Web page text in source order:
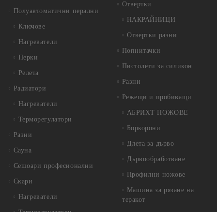
Полуавтоматични перални
Ключове
Нагреватели
Перки
Релета
Радиатори
Нагреватели
Терморегулатори
Разни
Сауна
Сешоари професионални
Скари
Нагреватели
Отвертки
НАКРАЙНИЦИ
Отвертки разни
Попнитачки
Пистолети за силикон
Разни
Режещи и пробиващи
АБРИХТ НОЖОВЕ
Боркорони
Длета за дърво
Дървообработване
Профилни ножове
Машина за рязане на
теракот